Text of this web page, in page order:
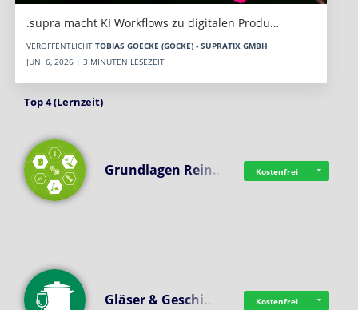
.supra macht KI Workflows zu digitalen Produ…
VERÖFFENTLICHT TOBIAS GOECKE (GÖCKE) - SUPRATIX GMBH
JUNI 6, 2026 | 3 MINUTEN LESEZEIT
Top 4 (Lernzeit)
Grundlagen Rein… Kostenfrei
Gläser & Geschi… Kostenfrei